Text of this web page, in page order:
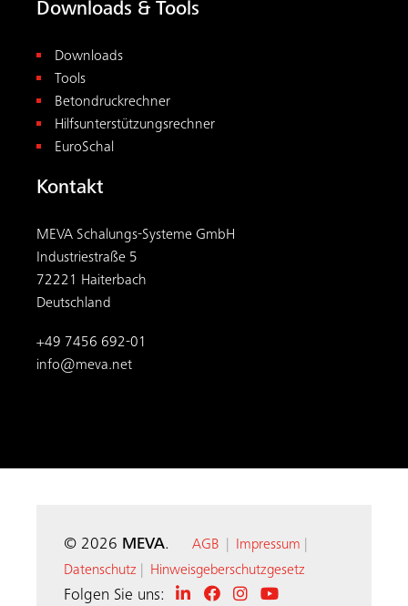
Downloads & Tools
Downloads
Tools
Betondruckrechner
Hilfsunterstützungsrechner
EuroSchal
Kontakt
MEVA Schalungs-Systeme GmbH
Industriestraße 5
72221 Haiterbach
Deutschland
+49 7456 692-01
info@meva.net
© 2026 MEVA. AGB Impressum
Datenschutz
Hinweisgeberschutzgesetz
Folgen Sie uns: